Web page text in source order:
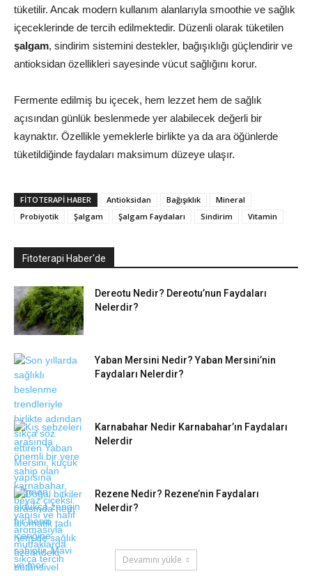
tüketilir. Ancak modern kullanım alanlarıyla smoothie ve sağlık
içeceklerinde de tercih edilmektedir. Düzenli olarak tüketilen
şalgam, sindirim sistemini destekler, bağışıklığı güçlendirir ve
antioksidan özellikleri sayesinde vücut sağlığını korur.
Fermente edilmiş bu içecek, hem lezzet hem de sağlık
açısından günlük beslenmede yer alabilecek değerli bir
kaynaktır. Özellikle yemeklerle birlikte ya da ara öğünlerde
tüketildiğinde faydaları maksimum düzeye ulaşır.
FITOTERAPI HABER Antioksidan Bağışıklık
Mineral
Probiyotik
Şalgam Şalgam Faydaları Sindirim Vitamin
Fitoterapi Haber'de
Dereotu Nedir? Dereotu’nun Faydaları
Nelerdir?
Yaban Mersini Nedir? Yaban Mersini’nin
Faydaları Nelerdir?
Karnabahar Nedir Karnabahar’ın Faydaları
Nelerdir
Rezene Nedir? Rezene’nin Faydaları
Nelerdir?
Devamını yükle